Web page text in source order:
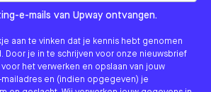
to hear from us?
e-mails van Upway ontvangen.
aan te vinken dat je kennis hebt genomen
Door je in te schrijven voor onze nieuwsbrief
het verwerken en opslaan van jouw
en (indien opgegeven) je